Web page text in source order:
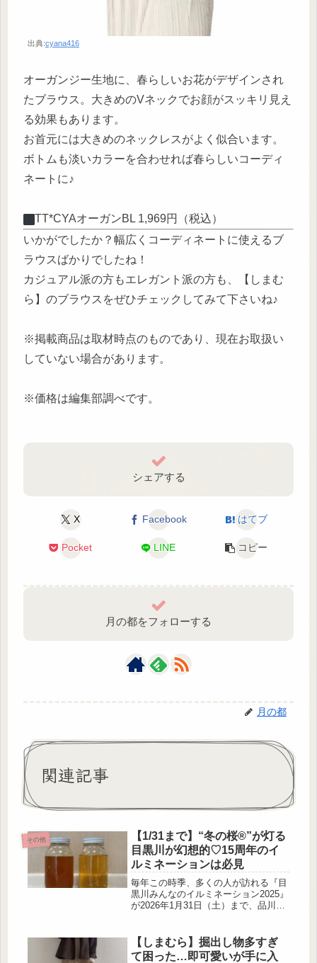
出典:cyana416
オーガンジー生地に、春らしいお花がデザインされ
たブラウス。大きめのVネックでお顔がスッキリ見え
る効果もあります。
お首元には大きめのネックレスがよく似合います。
ボトムも淡いカラーを合わせれば春らしいコーディ
ネートに♪
︎TT*CYAオーガンBL 1,969円（税込）
いかがでしたか？幅広くコーディネートに使えるブ
ラウスばかりでしたね！
カジュアル派の方もエレガント派の方も、【しまむ
ら】のブラウスをぜひチェックしてみて下さいね♪
※掲載商品は取材時点のものであり、現在お取扱い
していない場合があります。
※価格は編集部調べです。
シェアする
X Facebook はてブ
Pocket LINE コピー
月の都をフォローする
月の都
関連記事
その他
【1/31まで】“冬の桜®”が灯る
目黒川が幻想的♡15周年のイ
ルミネーションは必見
毎年この時季、多くの人が訪れる『目
黒川みんなのイルミネーション2025』
が2026年1月31日（土）まで、品川区
で開催されています。桜色のイルミネ
ーションに灯された目黒川沿いは、ま
【しまむら】掘出し物多すぎ
て困った…即可愛いが手に入